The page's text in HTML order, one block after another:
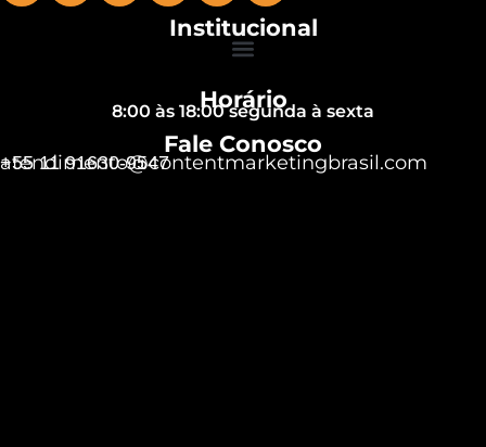
Institucional
Horário
8:00 às 18:00 segunda à sexta
Fale Conosco
+55 11 91630-9547
atendimento@contentmarketingbrasil.com